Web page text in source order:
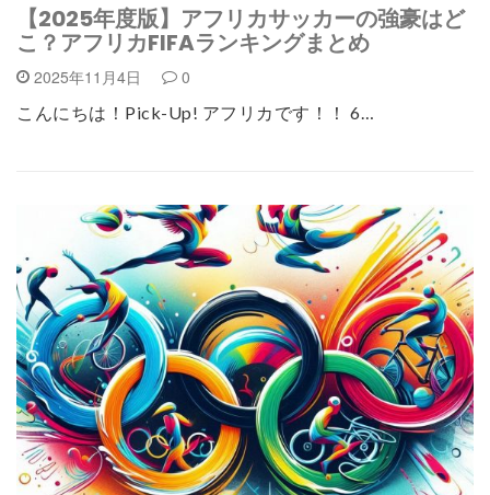
【2025年度版】アフリカサッカーの強豪はど
こ？アフリカFIFAランキングまとめ
2025年11月4日 0
こんにちは！Pick-Up! アフリカです！！ 6…